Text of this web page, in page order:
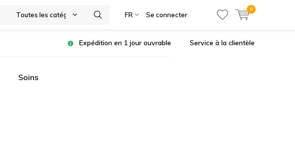
Toutes les catégories FR Se connecter
0
Expédition en 1 jour ouvrable Service à la clientèle
Soins